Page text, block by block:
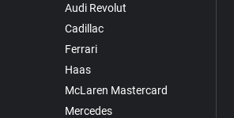
Audi Revolut
Cadillac
Ferrari
Haas
McLaren Mastercard
Mercedes